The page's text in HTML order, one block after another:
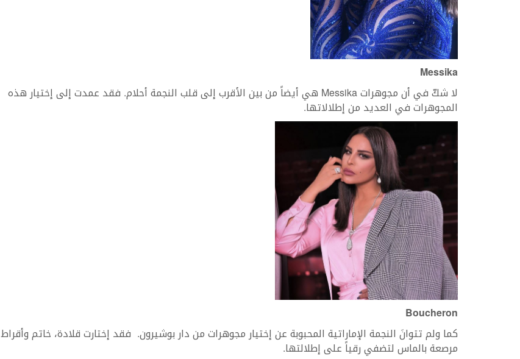
Messika
لا شكّ في أن مجوهرات Messika هي أيضاً من بين الأقرب إلى قلب النجمة أحلام. فقد عمدت إلى إختيار هذه
المجوهرات في العديد من إطلالاتها.
Boucheron
كما ولم تتوانَ النجمة الإماراتية المحبوبة عن إختيار مجوهرات من دار بوشيرون. فقد إختارت قلادة، خاتم وأقراط
مرصعة بالماس لتضفي رقياً على إطلالتها.